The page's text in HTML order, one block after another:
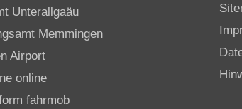
Unterallgaäu
Memmingen
Airport
online
fahrmob